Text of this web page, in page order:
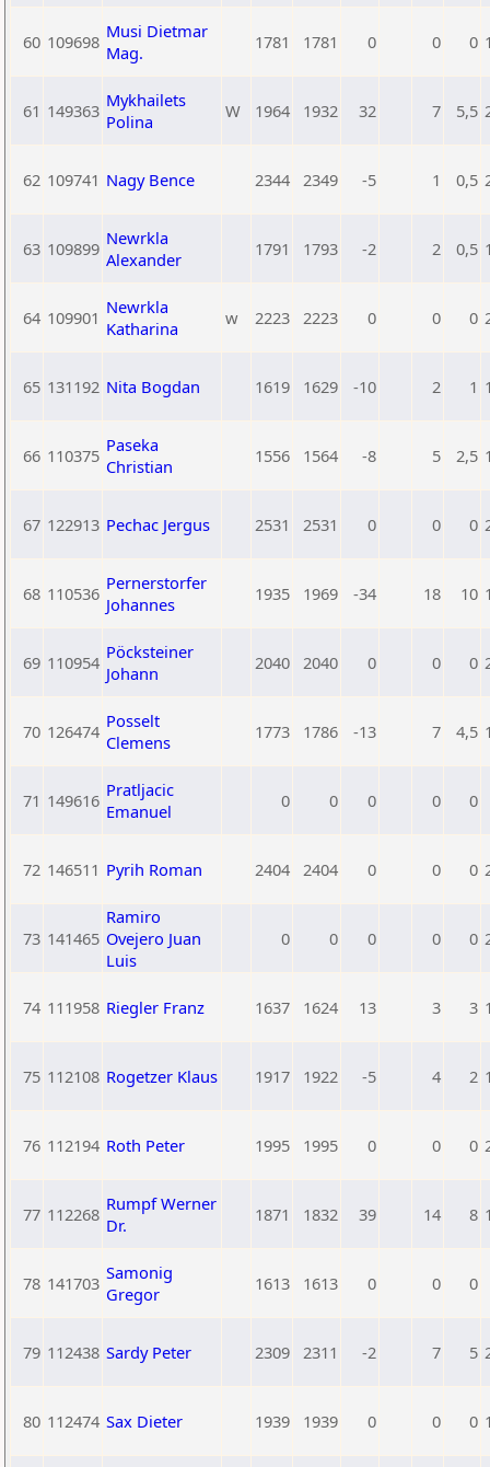
60 109698 Musi Dietmar
Mag.
1781 1781 0 0 0
61 149363 Mykhailets
Polina
W 1964 1932 32 7 5,5
62 109741 Nagy Bence 2344 2349 -5 1 0,5
63 109899 Newrkla
Alexander
1791 1793 -2 2 0,5
64 109901 Newrkla
Katharina
w 2223 2223 0 0 0
65 131192 Nita Bogdan 1619 1629 -10 2 1
66 110375 Paseka
Christian
1556 1564 -8 5 2,5
67 122913 Pechac Jergus 2531 2531 0 0 0
68 110536 Pernerstorfer
Johannes
1935 1969 -34 18 10
69 110954 Pöcksteiner
Johann
2040 2040 0 0 0
70 126474 Posselt
Clemens
1773 1786 -13 7 4,5
71 149616 Pratljacic
Emanuel
0 0 0 0 0
72 146511 Pyrih Roman 2404 2404 0 0 0
73 141465
Ramiro
Ovejero Juan
Luis
0 0 0 0 0
74 111958 Riegler Franz 1637 1624 13 3 3
75 112108 Rogetzer Klaus 1917 1922 -5 4 2
76 112194 Roth Peter 1995 1995 0 0 0
77 112268 Rumpf Werner
Dr.
1871 1832 39 14 8
78 141703 Samonig
Gregor
1613 1613 0 0 0
79 112438 Sardy Peter 2309 2311 -2 7 5
80 112474 Sax Dieter 1939 1939 0 0 0